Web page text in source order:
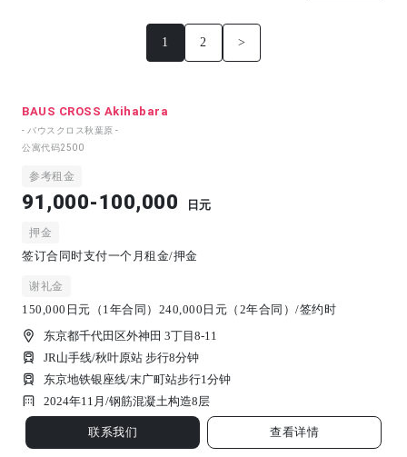
1 2 >
BAUS CROSS Akihabara
- バウスクロス秋葉原 -
公寓代码2500
参考租金
91,000-100,000 日元
押金
签订合同时支付一个月租金/押金
谢礼金
150,000日元（1年合同）240,000日元（2年合同）/签约时
东京都千代田区外神田 3丁目8-11
JR山手线/秋叶原站 步行8分钟
东京地铁银座线/末广町站步行1分钟
2024年11月/钢筋混凝土构造8 层
联系我们 查看详情